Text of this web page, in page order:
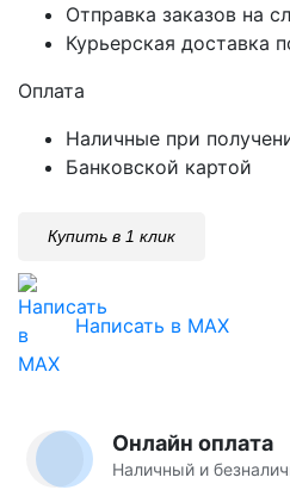
Отправка заказов на
Курьерская доставка
Оплата
Наличные при
Банковской картой
Купить в 1 клик
Написать в MAX
Онлайн оплата
Наличный и